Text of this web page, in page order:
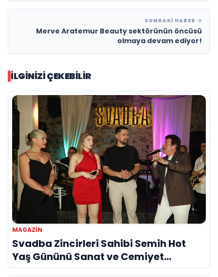
SONRAKI HABER
Merve Aratemur Beauty sektörünün öncüsü
olmaya devam ediyor!
İLGINIZI ÇEKEBILIR
MAGAZIN
Svadba Zincirleri Sahibi Semih Hot
Yaş Gününü Sanat ve Cemiyet
Dünyasının Ünlü İsimleriyle Kutladı!